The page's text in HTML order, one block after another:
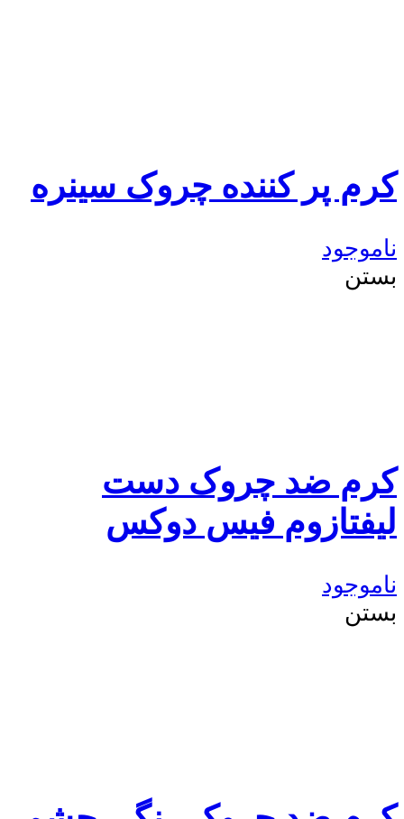
کرم پر کننده چروک سینره
ناموجود
بستن
کرم ضد چروک دست
لیفتازوم فیس دوکس
ناموجود
بستن